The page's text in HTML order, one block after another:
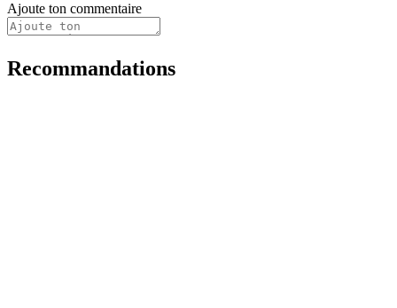
Ajoute ton commentaire
Recommandations